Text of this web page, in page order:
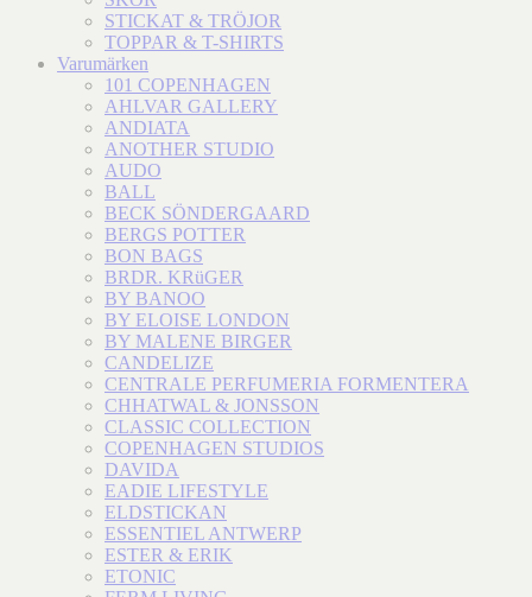
STICKAT & TRÖJOR
TOPPAR & T-SHIRTS
Varumärken
101 COPENHAGEN
AHLVAR GALLERY
ANDIATA
ANOTHER STUDIO
AUDO
BALL
BECK SÖNDERGAARD
BERGS POTTER
BON BAGS
BRDR. KRüGER
BY BANOO
BY ELOISE LONDON
BY MALENE BIRGER
CANDELIZE
CENTRALE PERFUMERIA FORMENTERA
CHHATWAL & JONSSON
CLASSIC COLLECTION
COPENHAGEN STUDIOS
DAVIDA
EADIE LIFESTYLE
ELDSTICKAN
ESSENTIEL ANTWERP
ESTER & ERIK
ETONIC